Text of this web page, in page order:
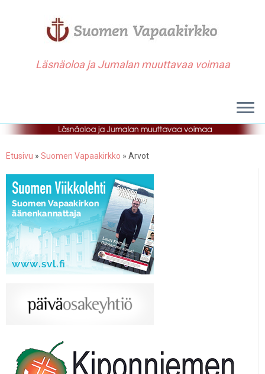
Läsnäoloa ja Jumalan muuttavaa voimaa
Etusivu » Suomen Vapaakirkko » Arvot